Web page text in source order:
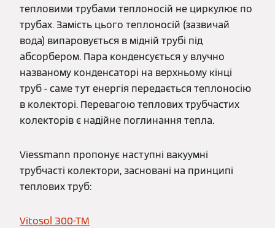
тепловими трубами теплоносій не циркулює по
трубах. Замість цього теплоносій (зазвичай
вода) випаровується в мідній трубі під
абсорбером. Пара конденсується у влучно
названому конденсаторі на верхньому кінці
труб - саме тут енергія передається теплоносію
в колекторі. Перевагою теплових трубчастих
колекторів є надійне поглинання тепла.
Viessmann пропонує наступні вакуумні
трубчасті колектори, засновані на принципі
теплових труб:
Vitosol 300-TM